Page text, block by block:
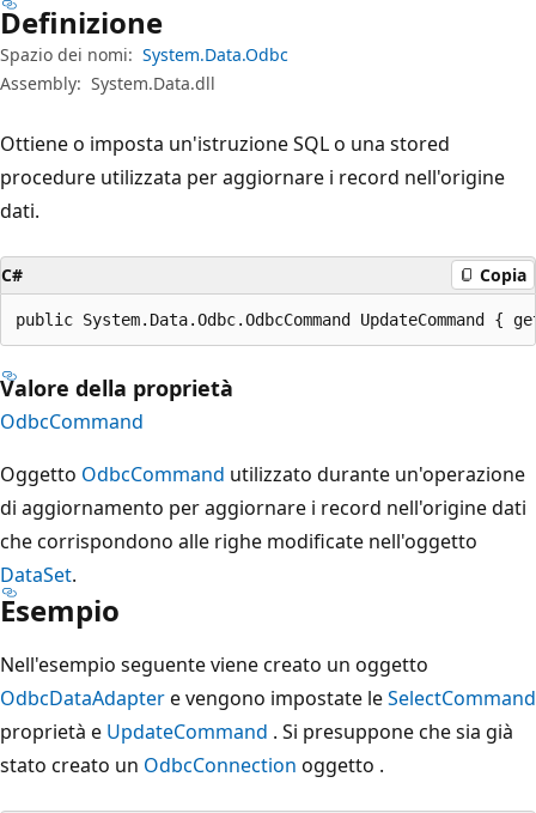
Definizione
Spazio dei nomi: System.Data.Odbc
Assembly: System.Data.dll
Ottiene o imposta un'istruzione SQL o una stored
procedure utilizzata per aggiornare i record nell'origine
dati.
C# Copia
public System.Data.Odbc.OdbcCommand UpdateCommand
Valore della proprietà
OdbcCommand
Oggetto OdbcCommand utilizzato durante un'operazione
di aggiornamento per aggiornare i record nell'origine dati
che corrispondono alle righe modificate nell'oggetto
DataSet.
Esempio
Nell'esempio seguente viene creato un oggetto
OdbcDataAdaptere vengono impostate leSelectCommand
proprietà e UpdateCommand . Si presuppone che sia già
stato creato un OdbcConnection oggetto .